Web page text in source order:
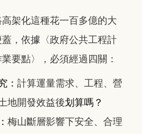
架化這種花一百多億的大
，依據〈政府公共工程計
要點〉，必須經過四關：
： 計算運量需求、工程、營
地開發效益後划算嗎？
梅山斷層影響下安全、合理